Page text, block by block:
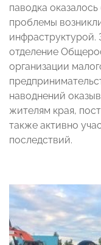
паводка
проблемы
инфраструктурой.
отделение
организации
наводнений
жителям края,
также активно
последствий.